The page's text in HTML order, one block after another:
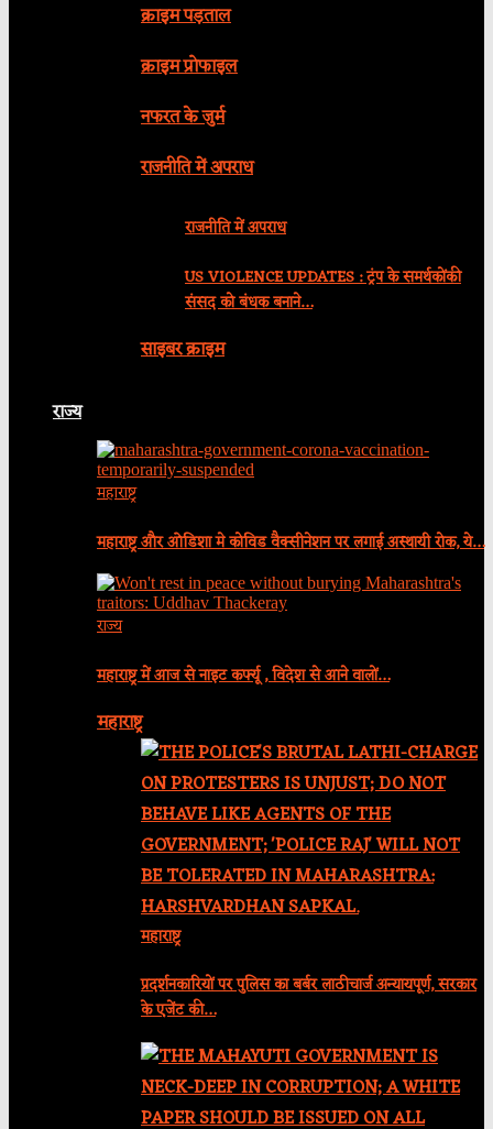
क्राइम पड़ताल
क्राइम प्रोफाइल
नफरत के जुर्म
राजनीति में अपराध
राजनीति में अपराध
US VIOLENCE UPDATES : ट्रंप के समर्थकोंकी
संसद को बंधक बनाने…
साइबर क्राइम
राज्य
महाराष्ट्र
महाराष्ट्र और ओडिशा मे कोविड वैक्सीनेशन पर लगाई अस्थायी रोक, ये…
राज्य
महाराष्ट्र में आज से नाइट कर्फ्यू , विदेश से आने वालों…
महाराष्ट्र
महाराष्ट्र
प्रदर्शनकारियों पर पुलिस का बर्बर लाठीचार्ज अन्यायपूर्ण, सरकार
के एजेंट की…